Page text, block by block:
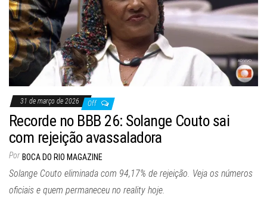
31 de março de 2026 Off
Recorde no BBB 26: Solange Couto sai
com rejeição avassaladora
Por BOCA DO RIO MAGAZINE
Solange Couto eliminada com 94,17% de rejeição. Veja os números
oficiais e quem permaneceu no reality hoje.